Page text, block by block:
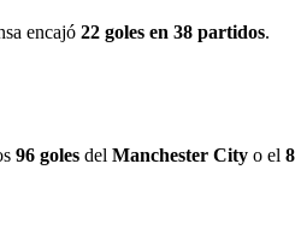
encajó 22 goles en 38 partidos.
96 goles del Manchester City o el